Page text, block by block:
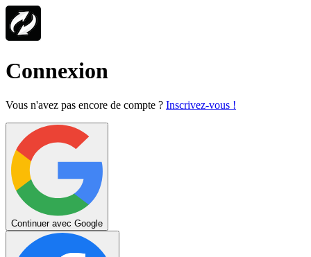
Connexion
Vous n'avez pas encore de compte ? Inscrivez-vous !
Continuer avec Google